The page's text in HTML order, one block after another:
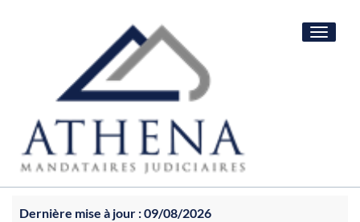
Toggle
Dernière mise à jour : 09/08/2026